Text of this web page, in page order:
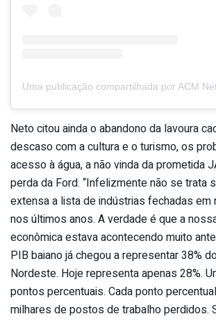
Neto citou ainda o abandono da lavoura
descaso com a cultura e o turismo, os
acesso à água, a não vinda da prometida
perda da Ford. “Infelizmente não se trata
extensa a lista de indústrias fechadas
nos últimos anos. A verdade é que a
econômica estava acontecendo muito
PIB baiano já chegou a representar 38%
Nordeste. Hoje representa apenas 28%.
pontos percentuais. Cada ponto
milhares de postos de trabalho perdidos.